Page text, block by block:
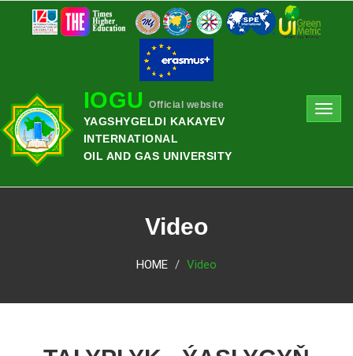
IOGU Official website
YAGSHYGELDI KAKAYEV
INTERNATIONAL
OIL AND GAS UNIVERSITY
Video
HOME Video